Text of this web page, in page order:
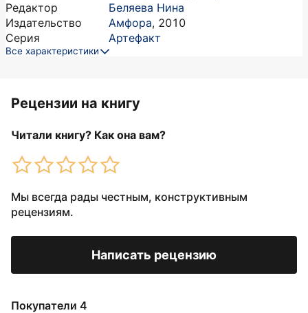
Редактор
Беляева Нина
Издательство
Амфора, 2010
Серия
Артефакт
Все характеристики
Рецензии на книгу
Читали книгу? Как она вам?
Мы всегда рады честным, конструктивным
рецензиям.
Написать рецензию
Покупатели 4